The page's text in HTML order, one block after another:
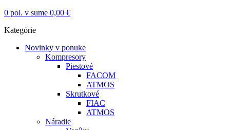
0 pol. v sume 0,00 €
Kategórie
Novinky v ponuke
Kompresory
Piestové
FACOM
ATMOS
Skrutkové
FIAC
ATMOS
Náradie